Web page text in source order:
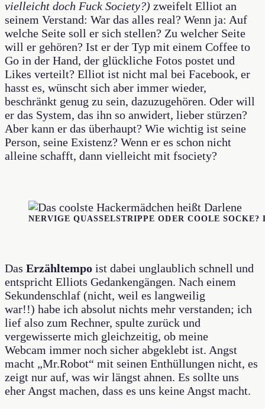
vielleicht doch Fuck Society?) zweifelt Elliot an
seinem Verstand: War das alles real? Wenn ja: Auf
welche Seite soll er sich stellen? Zu welcher Seite
will er gehören? Ist er der Typ mit einem Coffee to
Go in der Hand, der glückliche Fotos postet und
Likes verteilt? Elliot ist nicht mal bei Facebook, er
hasst es, wünscht sich aber immer wieder,
beschränkt genug zu sein, dazuzugehören. Oder will
er das System, das ihn so anwidert, lieber stürzen?
Aber kann er das überhaupt? Wie wichtig ist seine
Person, seine Existenz? Wenn er es schon nicht
alleine schafft, dann vielleicht mit fsociety?
NERVIGE QUASSELSTRIPPE ODER COOLE SOCKE?
Das Erzähltempo ist dabei unglaublich schnell und
entspricht Elliots Gedankengängen. Nach einem
Sekundenschlaf (nicht, weil es langweilig
war!!) habe ich absolut nichts mehr verstanden; ich
lief also zum Rechner, spulte zurück und
vergewisserte mich gleichzeitig, ob meine
Webcam immer noch sicher abgeklebt ist. Angst
macht „Mr.Robot“ mit seinen Enthüllungen nicht, es
zeigt nur auf, was wir längst ahnen. Es sollte uns
eher Angst machen, dass es uns keine Angst macht.